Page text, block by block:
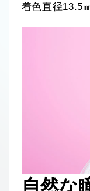
着色直径13.5
自然な